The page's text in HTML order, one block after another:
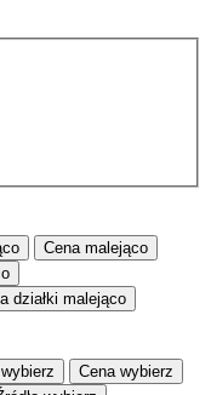
Cenamalejąco
działki malejąco
wybierz Cena wybierz